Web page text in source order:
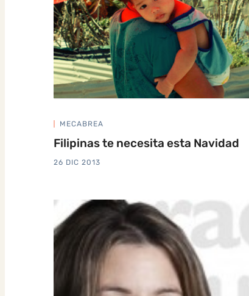
MECABREA
Filipinas te necesita esta Navidad
26 DIC 2013